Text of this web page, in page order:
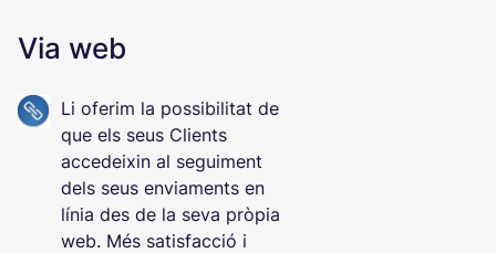
Via web
Li oferim la possibilitat de
que els seus Clients
accedeixin al seguiment
dels seus enviaments en
línia des de la seva pròpia
web. Més satisfacció i